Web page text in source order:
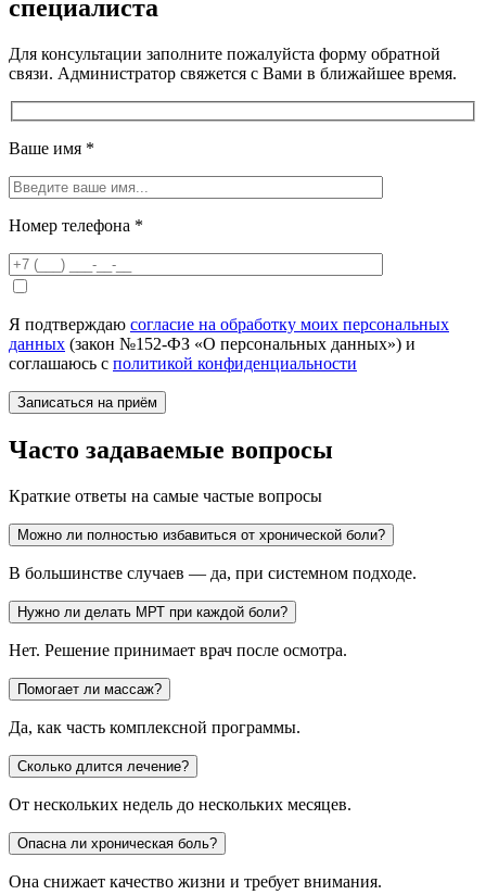
специалиста
Для консультации заполните пожалуйста форму обратной
связи. Администратор свяжется с Вами в ближайшее время.
Ваше имя *
Номер телефона *
Я подтверждаю согласие на обработку моих персональных
данных (закон №152-ФЗ «О персональных данных») и
соглашаюсь с политикой конфиденциальности
Часто задаваемые вопросы
Краткие ответы на самые частые вопросы
Можно ли полностью избавиться от хронической боли?
В большинстве случаев — да, при системном подходе.
Нужно ли делать МРТ при каждой боли?
Нет. Решение принимает врач после осмотра.
Помогает ли массаж?
Да, как часть комплексной программы.
Сколько длится лечение?
От нескольких недель до нескольких месяцев.
Опасна ли хроническая боль?
Она снижает качество жизни и требует внимания.